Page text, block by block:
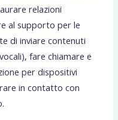
relazioni
al supporto per le
di inviare contenuti
fare chiamare e
per dispositivi
in contatto con